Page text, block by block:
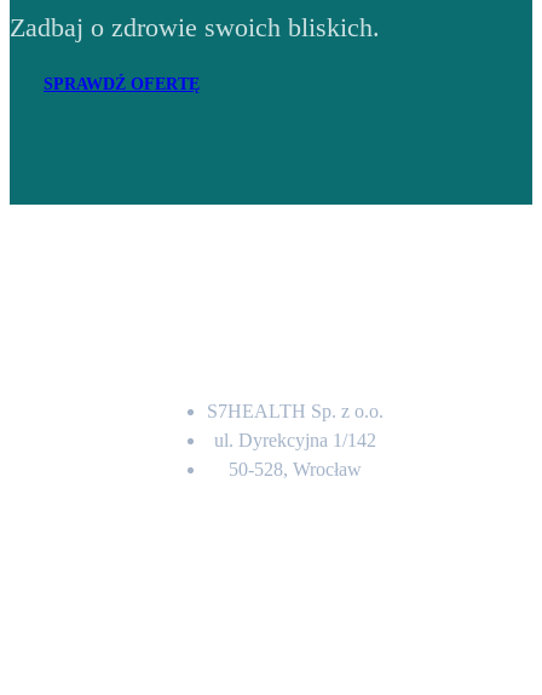
Zadbaj o zdrowie swoich bliskich.
SPRAWDŹ OFERTĘ
S7HEALTH Sp. z o.o.
ul. Dyrekcyjna 1/142
50-528, Wrocław